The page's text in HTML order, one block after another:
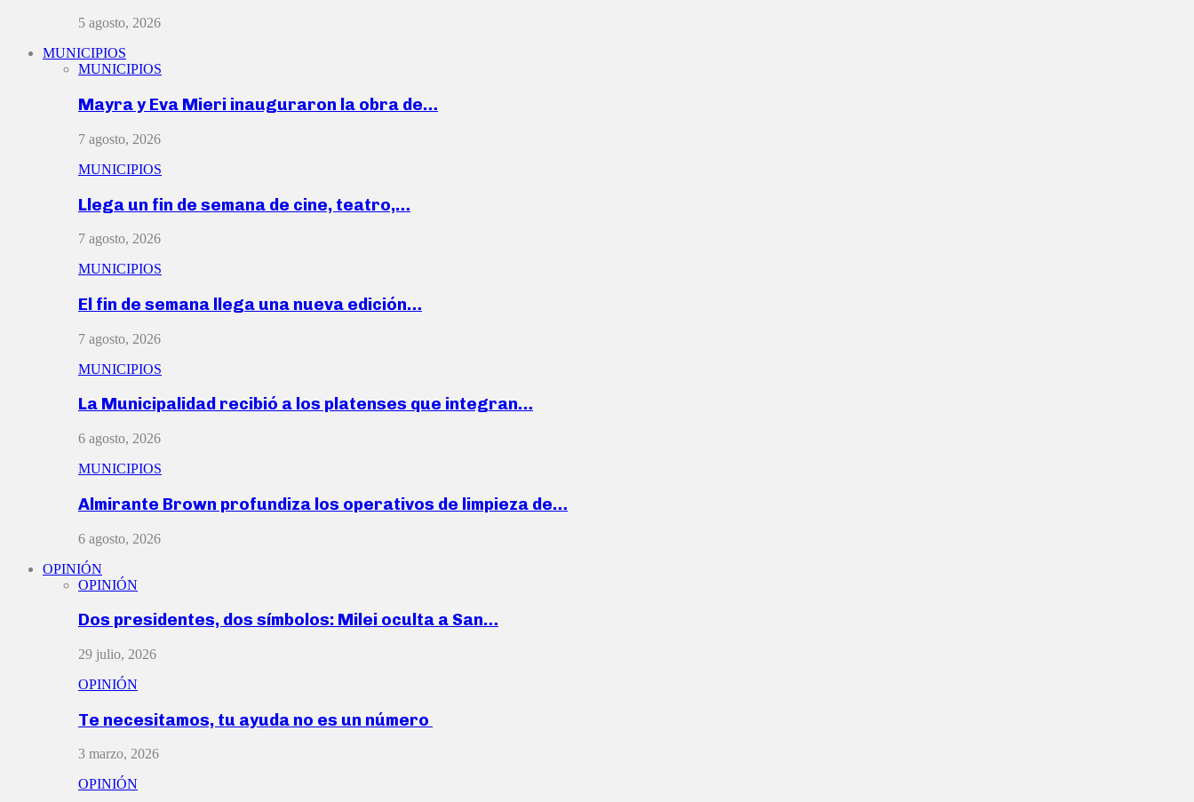
5 agosto, 2026
MUNICIPIOS
MUNICIPIOS
Mayra y Eva Mieri inauguraron la obra de…
7 agosto, 2026
MUNICIPIOS
Llega un fin de semana de cine, teatro,…
7 agosto, 2026
MUNICIPIOS
El fin de semana llega una nueva edición…
7 agosto, 2026
MUNICIPIOS
La Municipalidad recibió a los platenses que integran…
6 agosto, 2026
MUNICIPIOS
Almirante Brown profundiza los operativos de limpieza de…
6 agosto, 2026
OPINIÓN
OPINIÓN
Dos presidentes, dos símbolos: Milei oculta a San…
29 julio, 2026
OPINIÓN
Te necesitamos, tu ayuda no es un número
3 marzo, 2026
OPINIÓN